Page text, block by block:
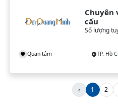
Chuyên
cấu
Số lượng
Quan tâm TP. Hồ
‹ 1 2